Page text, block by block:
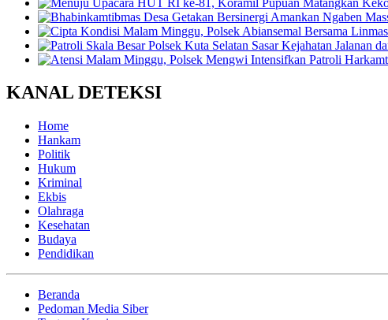
KANAL DETEKSI
Home
Hankam
Politik
Hukum
Kriminal
Ekbis
Olahraga
Kesehatan
Budaya
Pendidikan
Beranda
Pedoman Media Siber